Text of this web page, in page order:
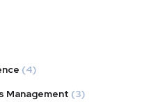
(4)
Management (3)